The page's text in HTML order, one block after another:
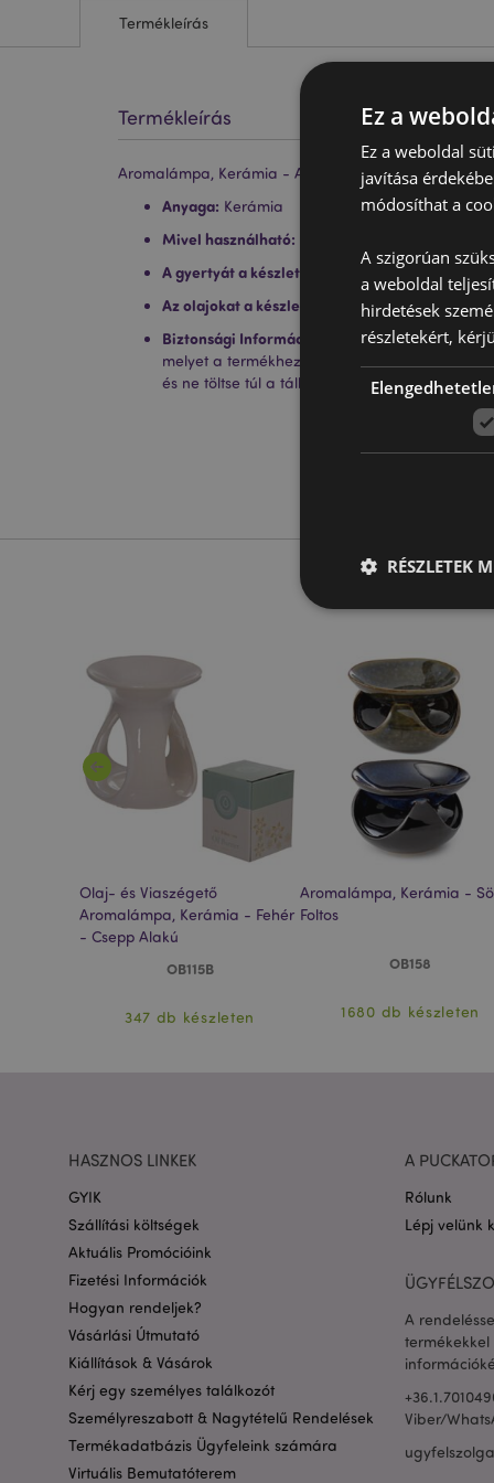
Termékleírás
Termékleírás
Aromalámpa, Kerámia - Aranyozott Csíkos
Anyaga: Kerámia
Mivel használható:
A gyertyát a készlet tartalmazza: Nem
Az olajokat a készlet tartalmazza:Nem
Biztonsági Információ:
Mindig olvassa el és
melyet a termékhez mellékelve talál.
és ne töltse túl a tálkát.
Olaj- és Viaszégető
Aromalámpa, Kerámia - Fehér
- Csepp Alakú
OB115B
347 db készleten
Aromalámpa, Kerámia -
Foltos
OB158
1680 db készleten
HASZNOS LINKEK
GYIK
Szállítási költségek
Aktuális Promócióink
Fizetési Információk
Hogyan rendeljek?
Vásárlási Útmutató
Kiállítások & Vásárok
Kérj egy személyes találkozót
Személyreszabott & Nagytételű Rendelések
Termékadatbázis Ügyfeleink számára
Virtuális Bemutatóterem
A
Rólunk
Lépj velünk
A
Viber/
Ez a
Ez a weboldal
javítása
módosíthat a
A szigorúan
a weboldal
hirdetések
részletekért,
RÉSZLETEK
A weboldal
bejelentkezést és a
Név
CookieScriptConsent
X-Magento-Vary
searchReport-log
mage-cache-sessid
Google adatvédelmi